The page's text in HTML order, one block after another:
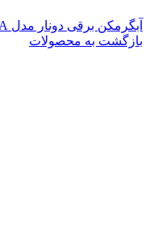
آبگرمکن برقی دونار مدل DEW100A
بازگشت به محصولات